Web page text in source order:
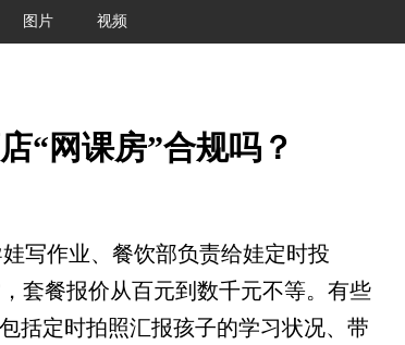
图片 视频
“网课房”合规吗？
作业、餐饮部负责给娃定时投
套餐报价从百元到数千元不等。有些
括定时拍照汇报孩子的学习状况、带